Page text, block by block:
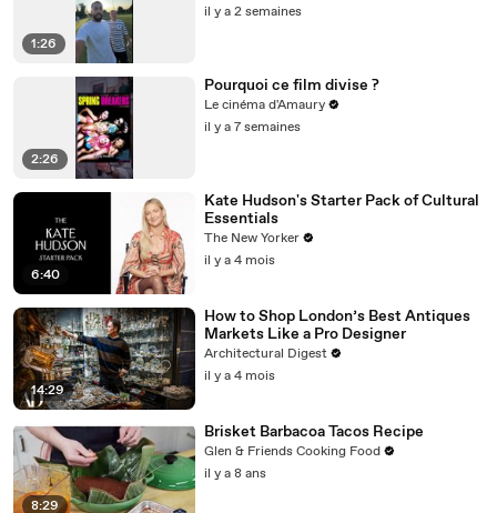
1:26
il y a 2 semaines
2:26
Pourquoi ce film divise ?
Le cinéma d'Amaury
il y a 7 semaines
6:40
Kate Hudson's Starter Pack of Cultural
Essentials
The New Yorker
il y a 4 mois
14:29
How to Shop London’s Best Antiques
Markets Like a Pro Designer
Architectural Digest
il y a 4 mois
8:29
Brisket Barbacoa Tacos Recipe
Glen & Friends Cooking Food
il y a 8 ans